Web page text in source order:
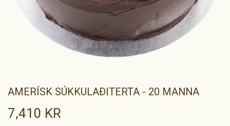
AMERÍSK SÚKKULAÐITERTA - 20 MANNA
7,410 KR